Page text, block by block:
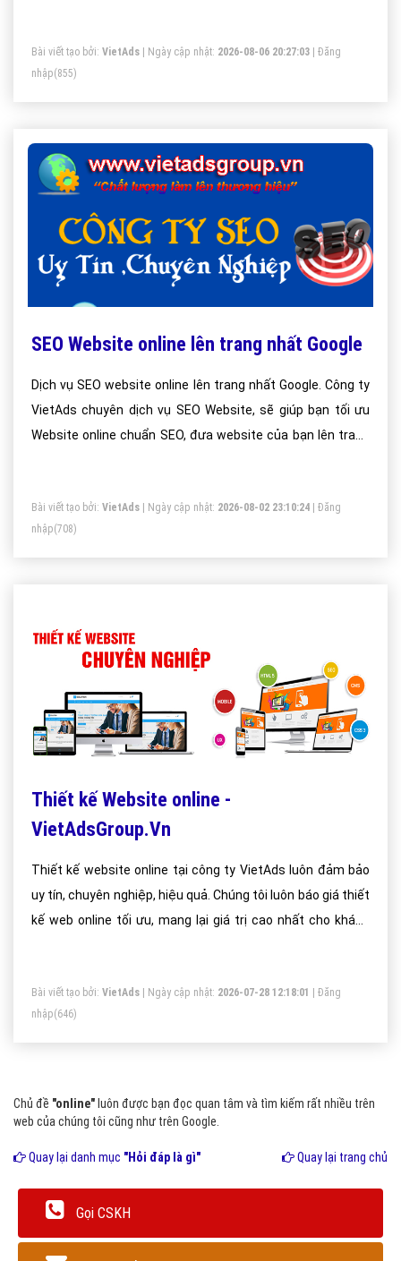
Bài viết tạo bởi: VietAds | Ngày cập nhật: 2026-08-06 20:27:03
Đăng
nhập(855)
SEO Website online lên trang nhất Google
Dịch vụ SEO website online lên trang nhất Google. Công ty
VietAds chuyên dịch vụ SEO Website, sẽ giúp bạn tối ưu
Website online chuẩn SEO, đưa website của bạn lên trang
Bài viết tạo bởi: VietAds | Ngày cập nhật: 2026-08-02 23:10:24
Đăng
nhập(708)
Thiết kế Website online -
VietAdsGroup.Vn
Thiết kế website online tại công ty VietAds luôn đảm bảo
uy tín, chuyên nghiệp, hiệu quả. Chúng tôi luôn báo giá thiết
kế web online tối ưu, mang lại giá trị cao nhất cho khách
Bài viết tạo bởi: VietAds | Ngày cập nhật: 2026-07-28 12:18:01
Đăng
nhập(646)
Chủ đề "online" luôn được bạn đọc quan tâm và tìm kiếm rất nhiều trên
web của chúng tôi cũng như trên Google.
Quay lại danh mục "Hỏi đáp là gì" Quay lại trang chủ
Gọi CSKH